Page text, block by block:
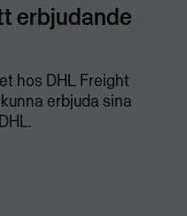
erbjudande
hos DHL Freight
erbjuda sina